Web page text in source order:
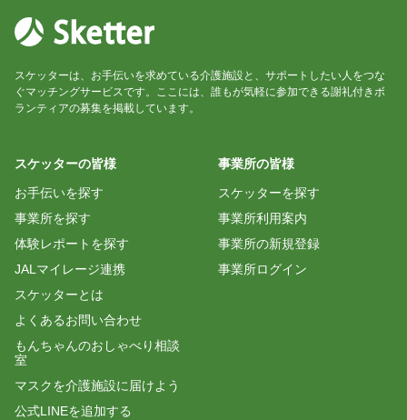
スケッターは、お手伝いを求めている介護施設と、サポートしたい人をつな
ぐマッチングサービスです。ここには、誰もが気軽に参加できる謝礼付きボ
ランティアの募集を掲載しています。
スケッターの皆様
お手伝いを探す
事業所を探す
体験レポートを探す
JALマイレージ連携
スケッターとは
よくあるお問い合わせ
もんちゃんのおしゃべり相談
室
マスクを介護施設に届けよう
公式LINEを追加する
事業所の皆様
スケッターを探す
事業所利用案内
事業所の新規登録
事業所ログイン